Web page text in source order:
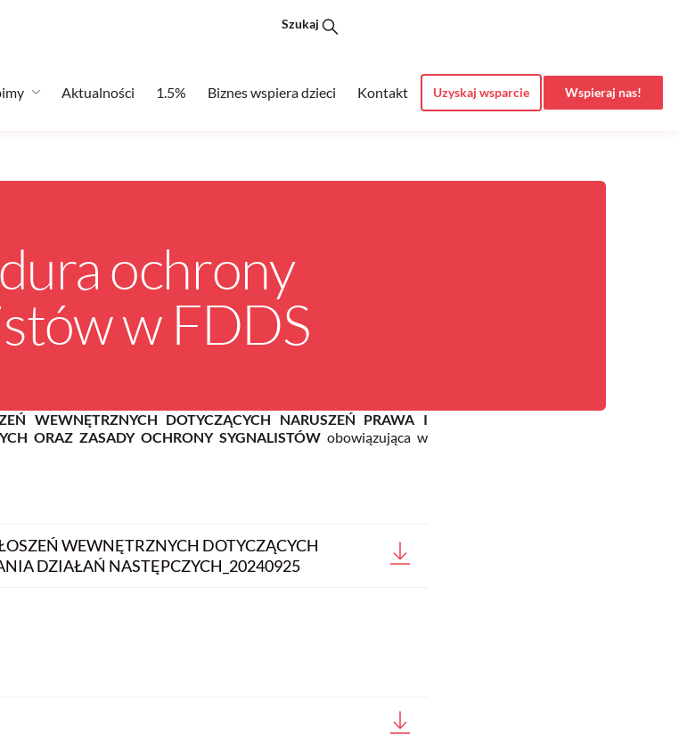
Szukaj
Aktualności 1.5% Biznes wspiera dzieci Kontakt Uzyskaj wsparcie Wspieraj nas!
ochrony
w FDDS
WEWNĘTRZNYCH DOTYCZĄCYCH NARUSZEŃ PRAWA I
ORAZ ZASADY OCHRONY SYGNALISTÓW obowiązująca w
WEWNĘTRZNYCH DOTYCZĄCYCH
DZIAŁAŃ NASTĘPCZYCH_20240925